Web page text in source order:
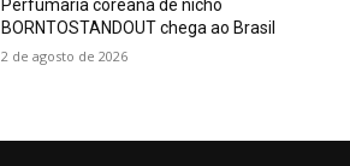
Perfumaria coreana de nicho
BORNTOSTANDOUT chega ao Brasil
2 de agosto de 2026